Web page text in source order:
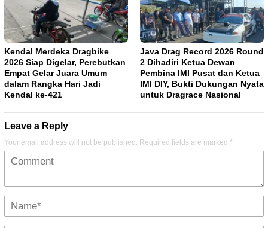
Kendal Merdeka Dragbike
2026 Siap Digelar, Perebutkan
Empat Gelar Juara Umum
dalam Rangka Hari Jadi
Kendal ke-421
Java Drag Record 2026 Round
2 Dihadiri Ketua Dewan
Pembina IMI Pusat dan Ketua
IMI DIY, Bukti Dukungan Nyata
untuk Dragrace Nasional
Leave a Reply
Your email address will not be published. Required fields are marked *